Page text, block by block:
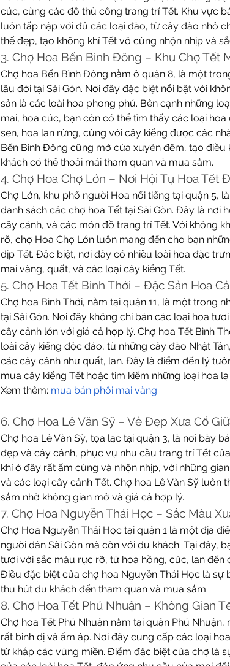
cúc, cùng các đồ thủ công trang trí Tết. Khu vực
luôn tấp nập với đủ các loại đào, từ cây đào nhỏ
thế đẹp, tạo không khí Tết vô cùng nhộn nhịp và
3. Chợ Hoa Bến Bình Đông – Khu Chợ Tết
Chợ hoa Bến Bình Đông nằm ở quận 8, là một
lâu đời tại Sài Gòn. Nơi đây đặc biệt nổi bật với
sản là các loài hoa phong phú. Bên cạnh những
mai, hoa cúc, bạn còn có thể tìm thấy các loại hoa
sen, hoa lan rừng, cùng với cây kiểng được các
Bến Bình Đông cũng mở cửa xuyên đêm, tạo điều
khách có thể thoải mái tham quan và mua sắm.
4. Chợ Hoa Chợ Lớn – Nơi Hội Tụ Hoa Tết
Chợ Lớn, khu phố người Hoa nổi tiếng tại quận 5,
danh sách các chợ hoa Tết tại Sài Gòn. Đây là nơi
cây cảnh, và các món đồ trang trí Tết. Với không
rỡ, chợ Hoa Chợ Lớn luôn mang đến cho bạn
dịp Tết. Đặc biệt, nơi đây có nhiều loài hoa đặc
mai vàng, quất, và các loại cây kiểng Tết.
5. Chợ Hoa Tết Bình Thới – Đặc Sản Hoa
Chợ hoa Bình Thới, nằm tại quận 11, là một trong
tại Sài Gòn. Nơi đây không chỉ bán các loại hoa
cây cảnh lớn với giá cả hợp lý. Chợ hoa Tết Bình
loài cây kiểng độc đáo, từ những cây đào Nhật
các cây cảnh như quất, lan. Đây là điểm đến lý
mua cây kiểng Tết hoặc tìm kiếm những loại hoa
Xem thêm: mua bán phôi mai vàng.
6. Chợ Hoa Lê Văn Sỹ – Vẻ Đẹp Xưa Cổ
Chợ hoa Lê Văn Sỹ, tọa lạc tại quận 3, là nơi bày
đẹp và cây cảnh, phục vụ nhu cầu trang trí Tết
khí ở đây rất ấm cúng và nhộn nhịp, với những
và các loại cây cảnh Tết. Chợ hoa Lê Văn Sỹ luôn
sắm nhờ không gian mở và giá cả hợp lý.
7. Chợ Hoa Nguyễn Thái Học – Sắc Màu
Chợ Hoa Nguyễn Thái Học tại quận 1 là một địa
người dân Sài Gòn mà còn với du khách. Tại đây,
tươi với sắc màu rực rỡ, từ hoa hồng, cúc, lan đến
Điều đặc biệt của chợ hoa Nguyễn Thái Học là sự
thu hút du khách đến tham quan và mua sắm.
8. Chợ Hoa Tết Phú Nhuận – Không Gian
Chợ hoa Tết Phú Nhuận nằm tại quận Phú Nhuận,
rất bình dị và ấm áp. Nơi đây cung cấp các loại
từ khắp các vùng miền. Điểm đặc biệt của chợ là